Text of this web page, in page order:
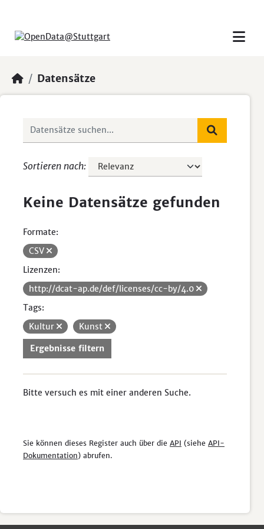
Datensätze
Sortieren nach
Keine Datensätze gefunden
Formate:
CSV
Lizenzen:
http://dcat-ap.de/def/licenses/cc-by/4.0
Tags:
Kultur
Kunst
Ergebnisse filtern
Bitte versuch es mit einer anderen Suche.
Sie können dieses Register auch über die API (siehe API-
Dokumentation) abrufen.